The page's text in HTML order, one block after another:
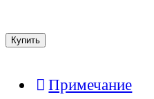
Примечание